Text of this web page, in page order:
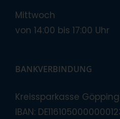
Mittwoch
von 14:00 bis 17:00 Uhr
BANKVERBINDUNG
Kreissparkasse
IBAN: